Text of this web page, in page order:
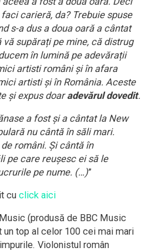
carieră, da? Trebuie spuse
s-a dus a doua oară a cântat
supărați pe mine, că distrug
în lumină pe adevărații
artisti români și în afara
artisti și în România. Aceste
și expus doaradevărul dovedit.
a fost și a cântat la New
nu cântă în săli mari.
români. Și cântă în
pe care reușesc ei să le
pe nume. (…)”
cu click aici
(produsă de BBC Music
top al celor 100 cei mai mari
Violonistul român